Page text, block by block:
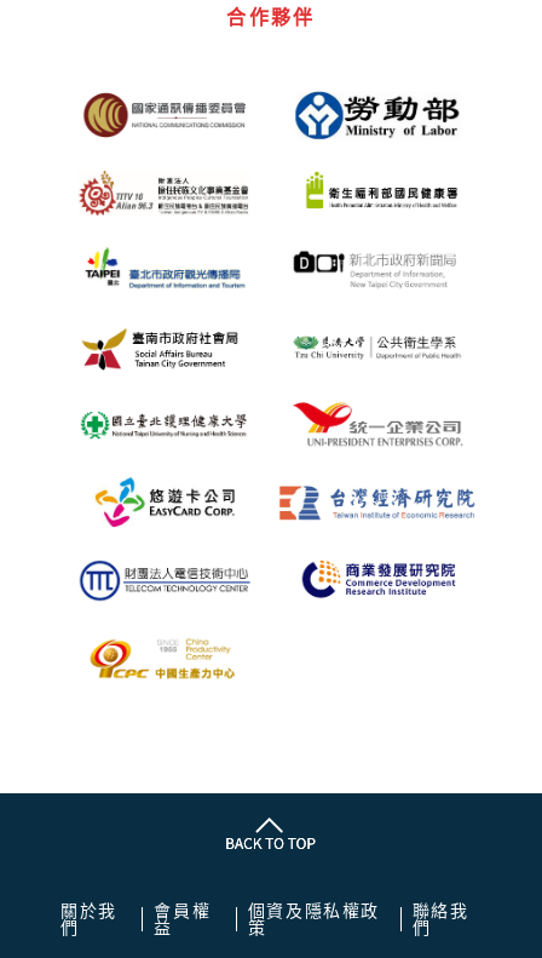
合作夥伴
關於我
們
會員權
益
個資及隱私權政
策
聯絡我
們